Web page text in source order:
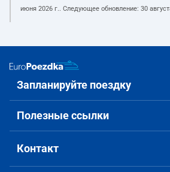
июня 2026 г.. Следующее обновление: 30
Запланируйте поездку
Полезные ссылки
Контакт